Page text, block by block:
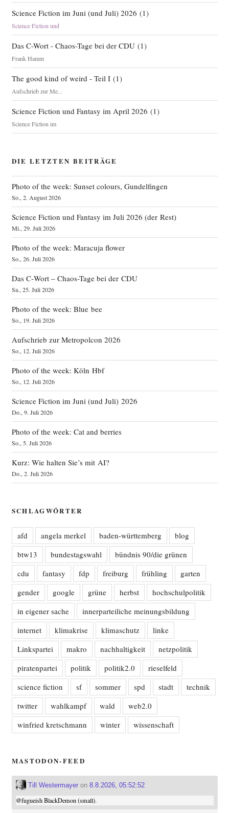
Science Fiction im Juni (und Juli) 2026 (1)
Science Fiction und
Das C-Wort - Chaos-Tage bei der CDU(1)
Frank Hamm
The good kind of weird - Teil I(1)
Aufschrieb zur Me...
Science Fiction und Fantasy im April 2026 (1)
Science Fiction im
DIE LETZTEN BEITRÄGE
Photo of the week: Sunset colours, Gundelfingen
So., 2. August 2026
Science Fiction und Fantasy im Juli 2026 (der Rest)
Mi., 29. Juli 2026
Photo of the week: Maracuja flower
So., 26. Juli 2026
Das C‑Wort – Chaos-Tage bei der CDU
Sa., 25. Juli 2026
Photo of the week: Blue bee
So., 19. Juli 2026
Aufschrieb zur Metropolcon 2026
So., 12. Juli 2026
Photo of the week: Köln Hbf
So., 12. Juli 2026
Science Fiction im Juni (und Juli) 2026
Do., 9. Juli 2026
Photo of the week: Cat and berries
So., 5. Juli 2026
Kurz: Wie halten Sie’s mit AI?
Do., 2. Juli 2026
SCHLAGWÖRTER
afd angela merkel baden-württemberg
blog
btw13
bundestagswahl
bündnis 90/die grünen
cdu
fantasy fdp freiburg frühling
garten
gender
google grüne herbst
hochschulpolitik
in eigener sache
innerparteiliche meinungsbildung
internet
klimakrise klimaschutz
linke
Linkspartei
makro nachhaltigkeit
netzpolitik
piratenpartei
politik politik2.0
rieselfeld
science fiction
sf sommer spd stadt
technik
twitter
wahlkampf wald
web2.0
winfried kretschmann
winter wissenschaft
MASTODON-FEED
Till Westermayeron 8.8.2026, 05:52:52
@fugueishBlackDemon (small).